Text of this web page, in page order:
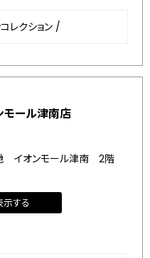
レクション /
モール津南店
イオンモール津南 2階
する